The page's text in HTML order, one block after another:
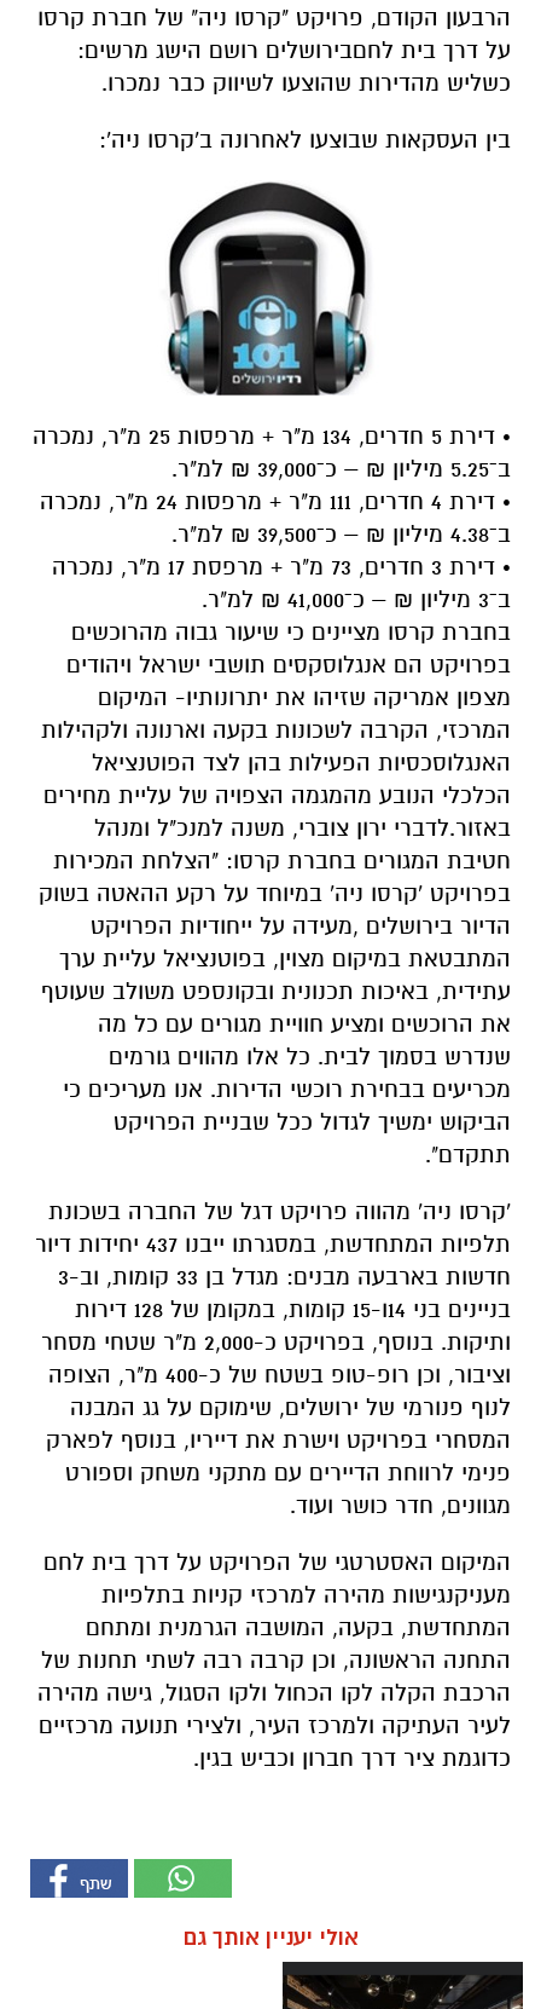
הרבעון הקודם, פרויקט "קרסו ניה" של חברת קרסו
על דרך בית לחםבירושלים רושם הישג מרשים:
כשליש מהדירות שהוצעו לשיווק כבר נמכרו.
בין העסקאות שבוצעו לאחרונה ב'קרסו ניה':
•
דירת 5 חדרים, 134 מ"ר + מרפסות 25 מ"ר, נמכרה
ב־5.25 מיליון ₪ – כ־39,000 ₪ למ"ר
.
•
דירת 4 חדרים, 111 מ"ר + מרפסות 24 מ"ר, נמכרה
ב־4.38 מיליון ₪ – כ־39,500 ₪ למ"ר
.
•
דירת 3 חדרים, 73 מ"ר + מרפסת 17 מ"ר, נמכרה
ב־3 מיליון ₪ – כ־41,000 ₪ למ"ר
.
בחברת קרסו מציינים כי שיעור גבוה מהרוכשים
בפרויקט הם אנגלוסקסים תושבי ישראל ויהודים
מצפון אמריקה שזיהו את יתרונותיו- המיקום
המרכזי, הקרבה לשכונות בקעה וארנונה ולקהילות
האנגלוסכסיות הפעילות בהן לצד הפוטנציאל
הכלכלי הנובע מהמגמה הצפויה של עליית מחירים
באזור.לדברי ירון צוברי, משנה למנכ"ל ומנהל
חטיבת המגורים בחברת קרסו: "הצלחת המכירות
בפרויקט 'קרסו ניה' במיוחד על רקע ההאטה בשוק
הדיור בירושלים ,מעידה על ייחודיות הפרויקט
המתבטאת במיקום מצוין, בפוטנציאל עליית ערך
עתידית, באיכות תכנונית ובקונספט משולב שעוטף
את הרוכשים ומציע חוויית מגורים עם כל מה
שנדרש בסמוך לבית. כל אלו מהווים גורמים
מכריעים בבחירת רוכשי הדירות. אנו מעריכים כי
הביקוש ימשיך לגדול ככל שבניית הפרויקט
תתקדם".
'קרסו ניה' מהווה פרויקט דגל של החברה בשכונת
תלפיות המתחדשת, במסגרתו ייבנו
437 יחידות דיור
חדשות בארבעה מבנים: מגדל בן 33 קומות, וב-3
בניינים בני 14ו-15 קומות, במקומן של 128 דירות
ותיקות. בנוסף, בפרויקט
כ-2,000 מ"ר שטחי מסחר
וציבור, וכן רופ
-טופ בשטח של כ-400 מ"ר, הצופה
לנוף פנורמי של ירושלים, שימוקם על גג המבנה
המסחרי בפרויקט וישרת את דייריו, בנוסף לפארק
פנימי לרווחת הדיירים עם מתקני משחק וספורט
מגוונים, חדר כושר ועוד.
המיקום האסטרטגי של הפרויקט על דרך בית לחם
מעניקנגישות מהירה למרכזי קניות בתלפיות
המתחדשת, בקעה, המושבה הגרמנית ומתחם
התחנה הראשונה, וכן קרבה רבה לשתי תחנות של
הרכבת הקלה לקו הכחול ולקו הסגול, גישה מהירה
לעיר העתיקה ולמרכז העיר, ולצירי תנועה מרכזיים
כדוגמת ציר דרך חברון וכביש בגין.
אולי יעניין אותך גם